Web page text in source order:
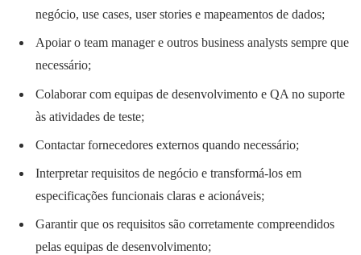
negócio, use cases, user stories e mapeamentos de dados;
Apoiar o team manager e outros business analysts sempre que
necessário;
Colaborar com equipas de desenvolvimento e QA no suporte
às atividades de teste;
Contactar fornecedores externos quando necessário;
Interpretar requisitos de negócio e transformá-los em
especificações funcionais claras e acionáveis;
Garantir que os requisitos são corretamente compreendidos
pelas equipas de desenvolvimento;